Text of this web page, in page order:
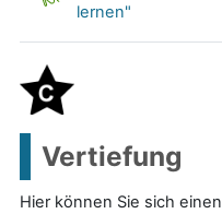
lernen"
Vertiefung
Hier können Sie sich einen